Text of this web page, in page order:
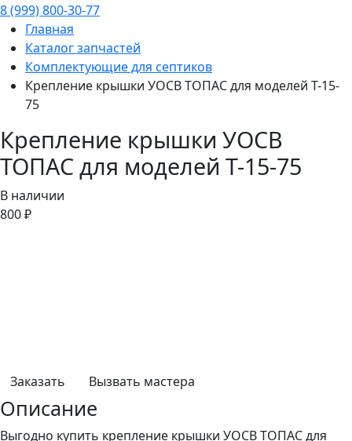
8 (999) 800-30-77
Главная
Каталог запчастей
Комплектующие для септиков
Крепление крышки УОСВ ТОПАС для моделей Т-15-
75
Крепление крышки УОСВ
ТОПАС для моделей Т-15-75
В наличии
800 ₽
Заказать Вызвать мастера
Описание
Выгодно купить крепление крышки УОСВ ТОПАС для